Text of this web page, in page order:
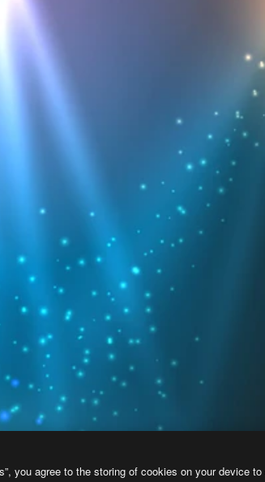
you agree to the storing of cookies on your device